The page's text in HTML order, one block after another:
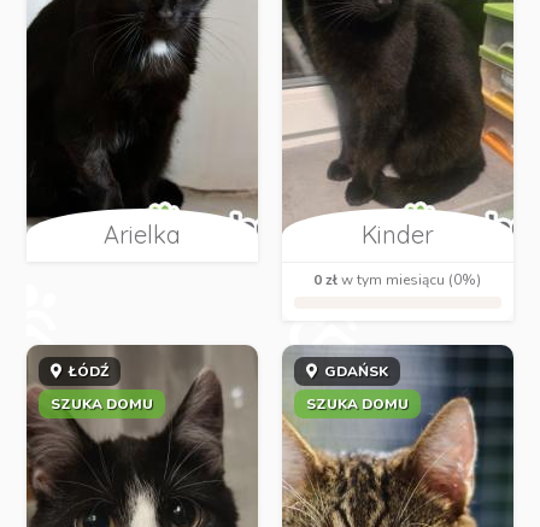
Arielka Kinder
0 złw tym miesiącu (0%)
ŁÓDŹ
SZUKA DOMU
GDAŃSK
SZUKA DOMU